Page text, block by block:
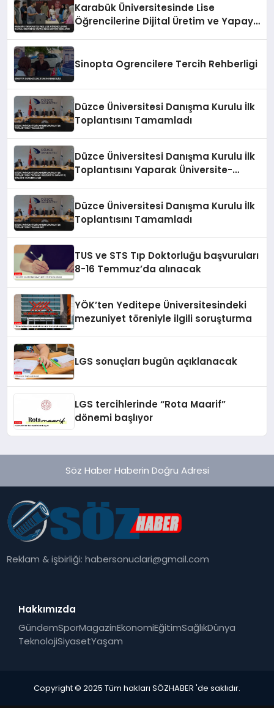
Karabük Üniversitesinde Lise
Öğrencilerine Dijital Üretim ve Yapay
Sinopta Ogrencilere Tercih Rehberligi
Düzce Üniversitesi Danışma Kurulu İlk
Toplantısını Tamamladı
Düzce Üniversitesi Danışma Kurulu İlk
Toplantısını Yaparak Üniversite-
Düzce Üniversitesi Danışma Kurulu İlk
Toplantısını Tamamladı
TUS ve STS Tıp Doktorluğu başvuruları
8-16 Temmuz’da alınacak
YÖK’ten Yeditepe Üniversitesindeki
mezuniyet töreniyle ilgili soruşturma
LGS sonuçları bugün açıklanacak
LGS tercihlerinde “Rota Maarif”
dönemi başlıyor
Söz Haber Haberin Doğru Adresi
Reklam & işbirliği:habersonuclari@gmail.com
Hakkımızda
GündemSporMagazinEkonomiEğitimSağlıkDünya
TeknolojiSiyasetYaşam
Copyright © 2025 Tüm hakları SÖZHABER 'de saklıdır.